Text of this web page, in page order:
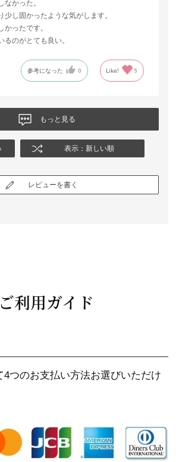
かった。
少し固かったような気がします。
ったです。
のがとても良い。
参考になった 0 Like! 5
もっと見る
表示：新しい順
レビューを書く
ご利用ガイド
4つのお支払い方法お選びいただけ